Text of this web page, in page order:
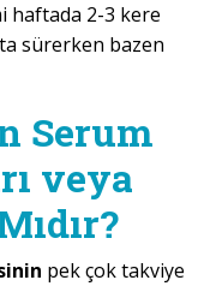
haftada 2-3 kere
sürerken bazen
Serum
veya
pek çok takviye